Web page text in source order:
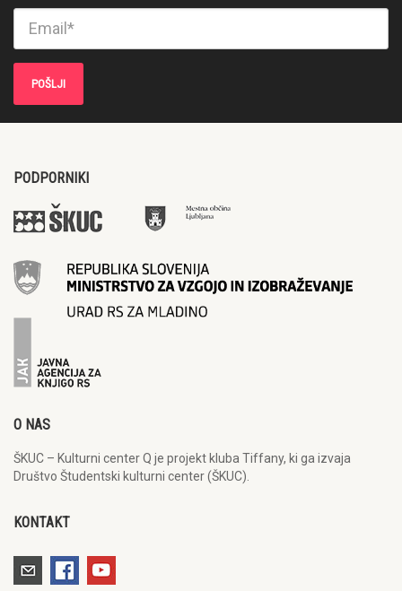
PODPORNIKI
O NAS
ŠKUC – Kulturni center Q je projekt kluba Tiffany, ki ga izvaja
Društvo Študentski kulturni center (ŠKUC).
KONTAKT